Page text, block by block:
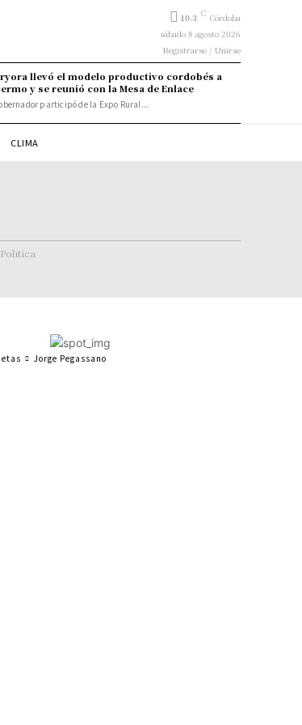
10.3 C Córdoba
sábado 8 agosto 2026
Registrarse / Unirse
llevó el modelo productivo cordobés a
y se reunió con la Mesa de Enlace
participó de la Expo Rural...
CLIMA
Politica
Jorge Pegassano